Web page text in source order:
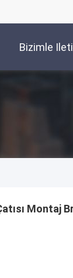
Bizimle
Montaj